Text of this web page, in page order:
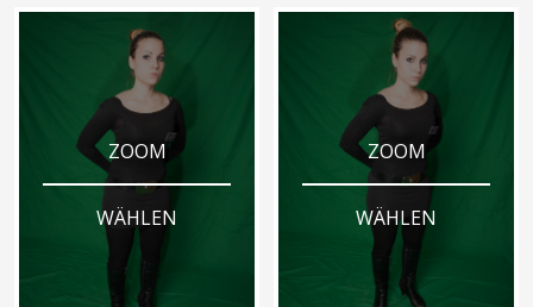
ZOOM
WÄHLEN
ZOOM
WÄHLEN